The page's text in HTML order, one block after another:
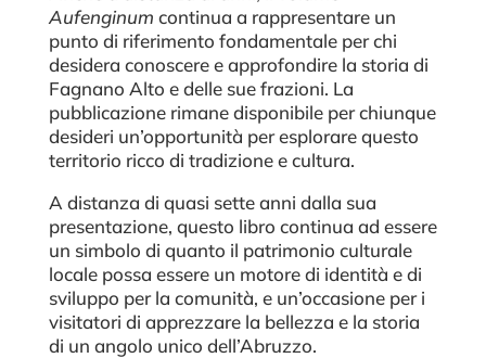
Aufenginum continua a rappresentare un
punto di riferimento fondamentale per chi
desidera conoscere e approfondire la storia di
Fagnano Alto e delle sue frazioni. La
pubblicazione rimane disponibile per chiunque
desideri un’opportunità per esplorare questo
territorio ricco di tradizione e cultura.
A distanza di quasi sette anni dalla sua
presentazione, questo libro continua ad essere
un simbolo di quanto il patrimonio culturale
locale possa essere un motore di identità e di
sviluppo per la comunità, e un’occasione per i
visitatori di apprezzare la bellezza e la storia
di un angolo unico dell’Abruzzo.